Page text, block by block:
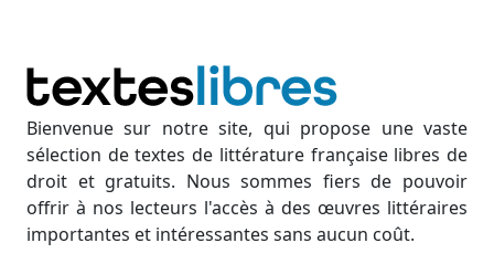
Bienvenue sur notre site, qui propose une vaste
sélection de textes de littérature française libres de
droit et gratuits. Nous sommes fiers de pouvoir
offrir à nos lecteurs l'accès à des œuvres littéraires
importantes et intéressantes sans aucun coût.